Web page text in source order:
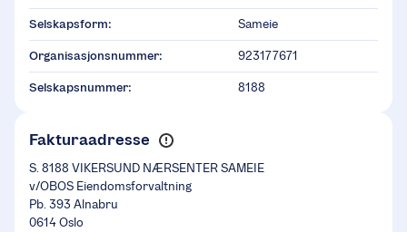
Selskapsform: Sameie
Organisasjonsnummer: 923177671
Selskapsnummer: 8188
Fakturaadresse
S. 8188 VIKERSUND NÆRSENTER SAMEIE
v/OBOS Eiendomsforvaltning
Pb. 393 Alnabru
0614 Oslo